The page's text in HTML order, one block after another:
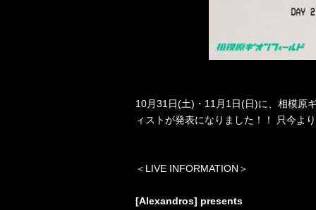
10月31 日(土) ・ 11 月 1 日(日)に、相模原
ィストが発表になりました！！ 只今よ
＜ LIVE INFORMATION ＞
[Alexandros] presents